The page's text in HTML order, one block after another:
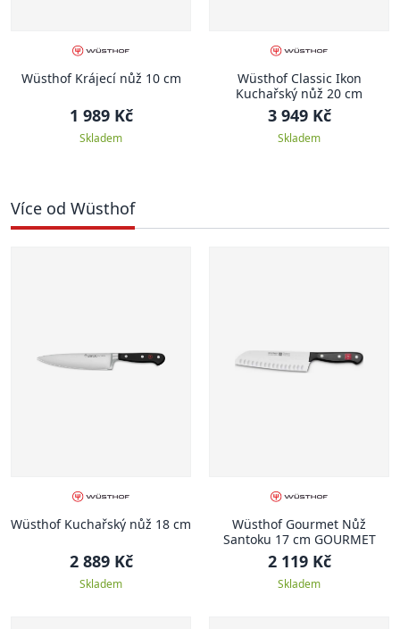
Wüsthof Krájecí nůž 10 cm
1 989 Kč
Skladem
Wüsthof Classic Ikon
Kuchařský nůž 20 cm
3 949 Kč
Skladem
Více od Wüsthof
Wüsthof Kuchařský nůž 18 cm
2 889 Kč
Skladem
Wüsthof Gourmet Nůž
Santoku 17 cm GOURMET
2 119 Kč
Skladem